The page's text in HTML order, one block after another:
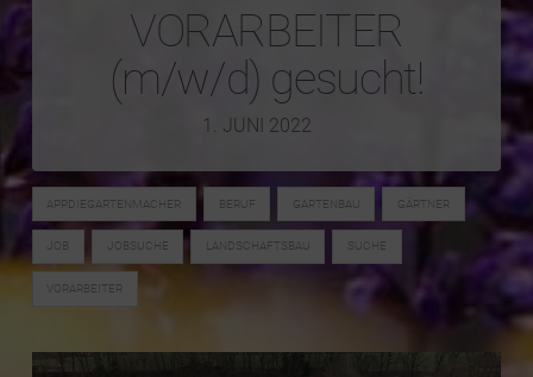
VORARBEITER
(m/w/d) gesucht!
1. JUNI 2022
APPDIEGARTENMACHER BERUF GARTENBAU GÄRTNER
JOB JOBSUCHE LANDSCHAFTSBAU SUCHE
VORARBEITER